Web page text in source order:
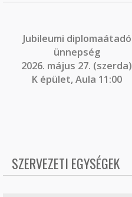
Jubileumi diplomaátadó
ünnepség
2026. május 27. (szerda)
K épület, Aula 11:00
SZERVEZETI EGYSÉGEK